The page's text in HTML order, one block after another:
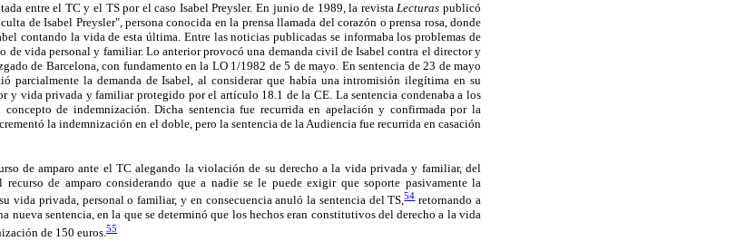
entre el TC y el TS por el caso Isabel Preysler. En junio de 1989, la revistaLecturas publicó
de Isabel Preysler", persona conocida en la prensa llamada del corazón o prensa rosa, donde
contando la vida de esta última. Entre las noticias publicadas se informaba los problemas de
de vida personal y familiar. Lo anterior provocó una demanda civil de Isabel contra el director y
de Barcelona, con fundamento en la LO 1/1982 de 5 de mayo. En sentencia de 23 de mayo
parcialmente la demanda de Isabel, al considerar que había una intromisión ilegítima en su
y vida privada y familiar protegido por el artículo 18.1 de la CE. La sentencia condenaba a los
de indemnización. Dicha sentencia fue recurrida en apelación y confirmada por la
la indemnización en el doble, pero la sentencia de la Audiencia fue recurrida en casación
de amparo ante el TC alegando la violación de su derecho a la vida privada y familiar, del
de amparo considerando que a nadie se le puede exigir que soporte pasivamente la
vida privada, personal o familiar, y en consecuencia anuló la sentencia del TS,54retornando a
nueva sentencia, en la que se determinó que los hechos eran constitutivos del derecho a la vida
de 150 euros. 55